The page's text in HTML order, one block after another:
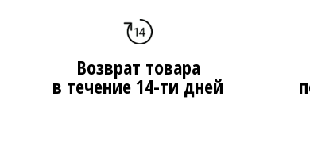
Возврат товара
в течение 14-ти дней